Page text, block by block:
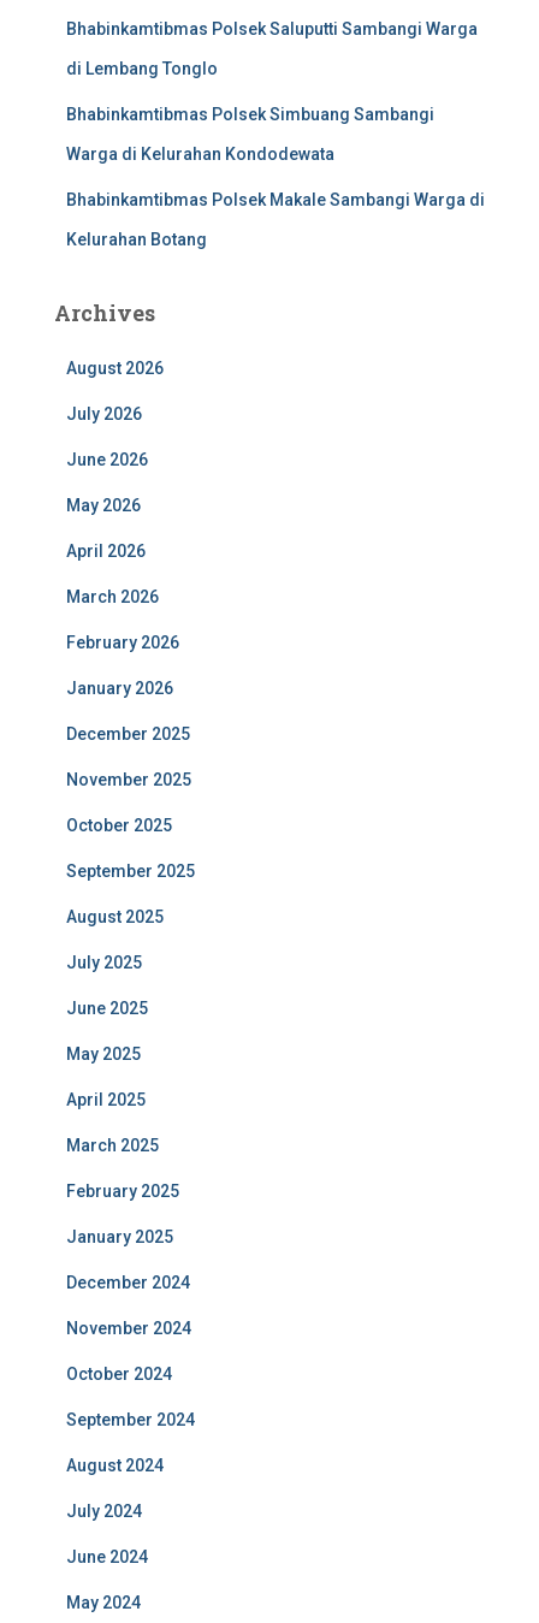
Bhabinkamtibmas Polsek Saluputti Sambangi Warga
di Lembang Tonglo
Bhabinkamtibmas Polsek Simbuang Sambangi
Warga di Kelurahan Kondodewata
Bhabinkamtibmas Polsek Makale Sambangi Warga di
Kelurahan Botang
Archives
August 2026
July 2026
June 2026
May 2026
April 2026
March 2026
February 2026
January 2026
December 2025
November 2025
October 2025
September 2025
August 2025
July 2025
June 2025
May 2025
April 2025
March 2025
February 2025
January 2025
December 2024
November 2024
October 2024
September 2024
August 2024
July 2024
June 2024
May 2024